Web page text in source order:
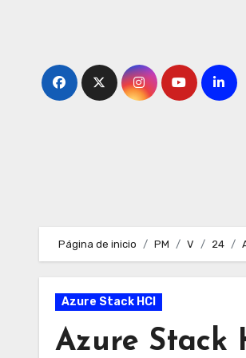
Página de inicio PM V 24
Azure Stack HCI
Azure Stack